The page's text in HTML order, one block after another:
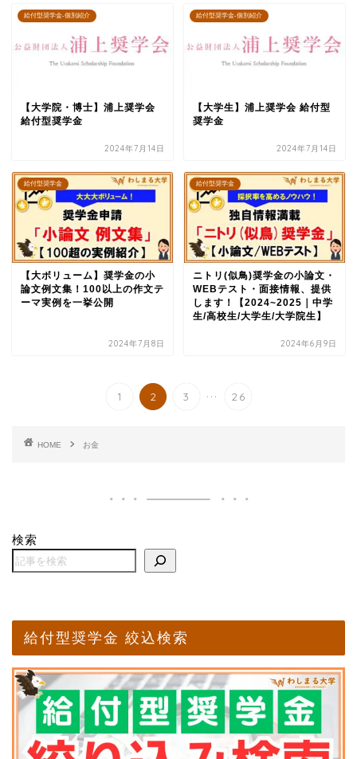
給付型奨学金-個別紹介
【大学院・博士】浦上奨学会
給付型奨学金
2024年7月14日
給付型奨学金-個別紹介
【大学生】浦上奨学会 給付型
奨学金
2024年7月14日
給付型奨学金
【大ボリューム】奨学金の小
論文例文集！100以上の作文テ
ーマ実例を一挙公開
2024年7月8日
給付型奨学金
ニトリ(似鳥)奨学金の小論文・
WEBテスト・面接情報、提供
します！【2024~2025｜中学
生/高校生/大学生/大学院生】
2024年6月9日
1 2 3 ... 26
HOME お金
検索
給付型奨学金 絞込検索